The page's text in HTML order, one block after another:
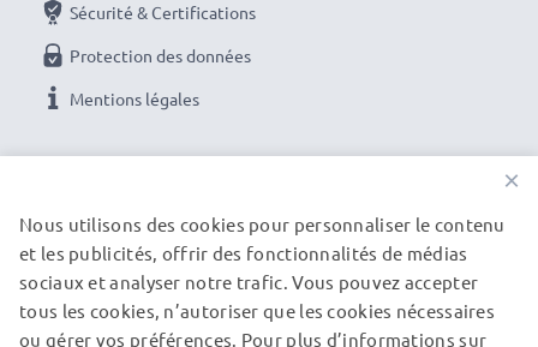
utilisable avec une manette.
Imprimer des photos depuis un téléphone
Vous pouvez connecter votre smartphone avec la
l'imprimante pour imprimer des photos.
Adaptateur OTG
Connecteur 1: Micro USB Prise (male)
Sécurité & Certifications
Protection des données
Mentions légales
NOS PARTENAIRES DE LIVRAISON
×
Nous utilisons des cookies pour personnaliser le contenu
et les publicités, offrir des fonctionnalités de médias
sociaux et analyser notre trafic. Vous pouvez accepter
tous les cookies, n’autoriser que les cookies nécessaires
ou gérer vos préférences. Pour plus d’informations sur